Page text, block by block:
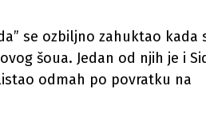
se ozbiljno zahuktao kada
šoua. Jedan od njih je i
odmah po povratku na